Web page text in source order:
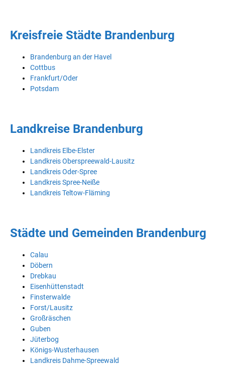
Kreisfreie Städte Brandenburg
Brandenburg an der Havel
Cottbus
Frankfurt/Oder
Potsdam
Landkreise Brandenburg
Landkreis Elbe-Elster
Landkreis Oberspreewald-Lausitz
Landkreis Oder-Spree
Landkreis Spree-Neiße
Landkreis Teltow-Fläming
Städte und Gemeinden Brandenburg
Calau
Döbern
Drebkau
Eisenhüttenstadt
Finsterwalde
Forst/Lausitz
Großräschen
Guben
Jüterbog
Königs-Wusterhausen
Landkreis Dahme-Spreewald